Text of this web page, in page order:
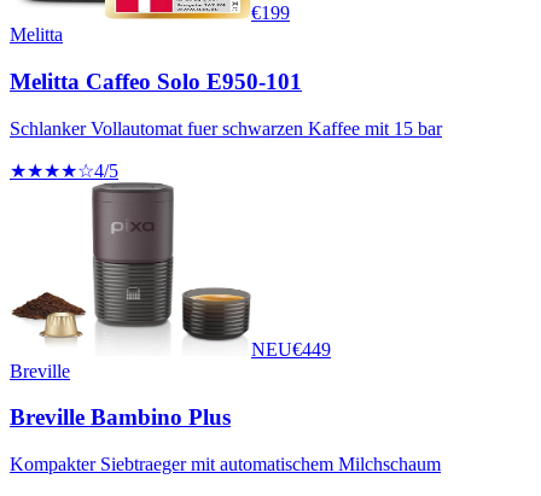
€199
Melitta
Melitta Caffeo Solo E950-101
Schlanker Vollautomat fuer schwarzen Kaffee mit 15 bar
★★★★☆4/5
NEU€449
Breville
Breville Bambino Plus
Kompakter Siebtraeger mit automatischem Milchschaum